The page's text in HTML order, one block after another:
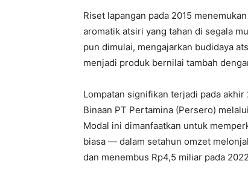
Riset lapangan pada 2015
aromatik atsiri yang tahan di segala
pun dimulai, mengajarkan budidaya
menjadi produk bernilai tambah
Lompatan signifikan terjadi pada
Binaan PT Pertamina (Persero)
Modal ini dimanfaatkan untuk
biasa — dalam setahun omzet
dan menembus Rp4,5 miliar pada